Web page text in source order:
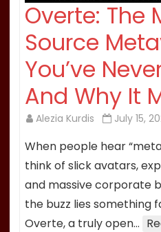
Overte: The
Source
You’ve
And Why It
Alezia Kurdis July 15,
When people hear
think of slick avatars,
and massive corporate
the buzz lies something
Overte, a truly open…